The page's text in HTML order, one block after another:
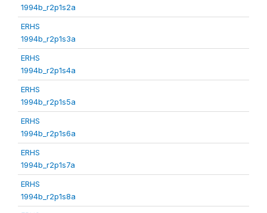
1994b_r2p1s2a
ERHS
1994b_r2p1s3a
ERHS
1994b_r2p1s4a
ERHS
1994b_r2p1s5a
ERHS
1994b_r2p1s6a
ERHS
1994b_r2p1s7a
ERHS
1994b_r2p1s8a